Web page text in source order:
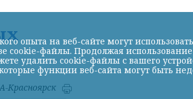
Красноярск
опыта на веб-сайте могут
cookie-файлы. Продолжая
удалить cookie-файлы с вашего
функции веб-сайта могут быть